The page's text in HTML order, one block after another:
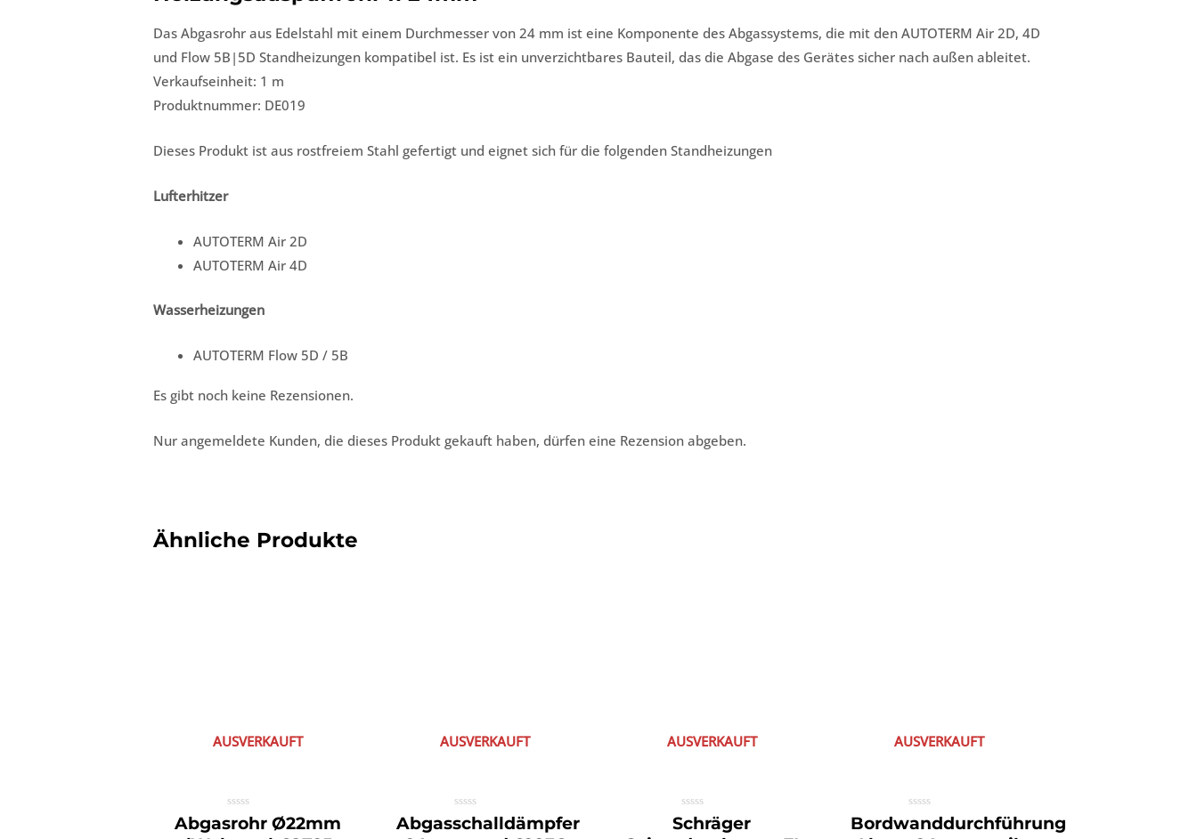
Das Abgasrohr aus Edelstahl mit einem Durchmesser von 24 mm ist eine Komponente des Abgassystems, die mit den AUTOTERM Air 2D, 4D
und Flow 5B|5D Standheizungen kompatibel ist. Es ist ein unverzichtbares Bauteil, das die Abgase des Gerätes sicher nach außen ableitet.
Verkaufseinheit: 1 m
Produktnummer: DE019
Dieses Produkt ist aus rostfreiem Stahl gefertigt und eignet sich für die folgenden Standheizungen
Lufterhitzer
AUTOTERM Air 2D
AUTOTERM Air 4D
Wasserheizungen
AUTOTERM Flow 5D / 5B
Es gibt noch keine Rezensionen.
Nur angemeldete Kunden, die dieses Produkt gekauft haben, dürfen eine Rezension abgeben.
Ähnliche Produkte
AUSVERKAUFT
Bewertet
mit
Abgasrohr Ø22mm
AUSVERKAUFT
Bewertet
mit
Abgasschalldämpfer
AUSVERKAUFT
Bewertet
mit
Schräger
AUSVERKAUFT
Bewertet
mit
Bordwanddurchführung